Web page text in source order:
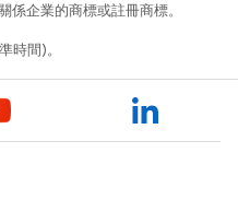
企業的商標或註冊商標。
時間)。